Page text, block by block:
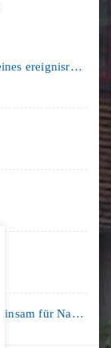
Schulfest am HSG: Gelungener Abschluss eines ereignisreichen Schuljahres
Kooperation mit der KLIMA ARENA: Gemeinsam für Nachhaltigkeit und Klimaschutz